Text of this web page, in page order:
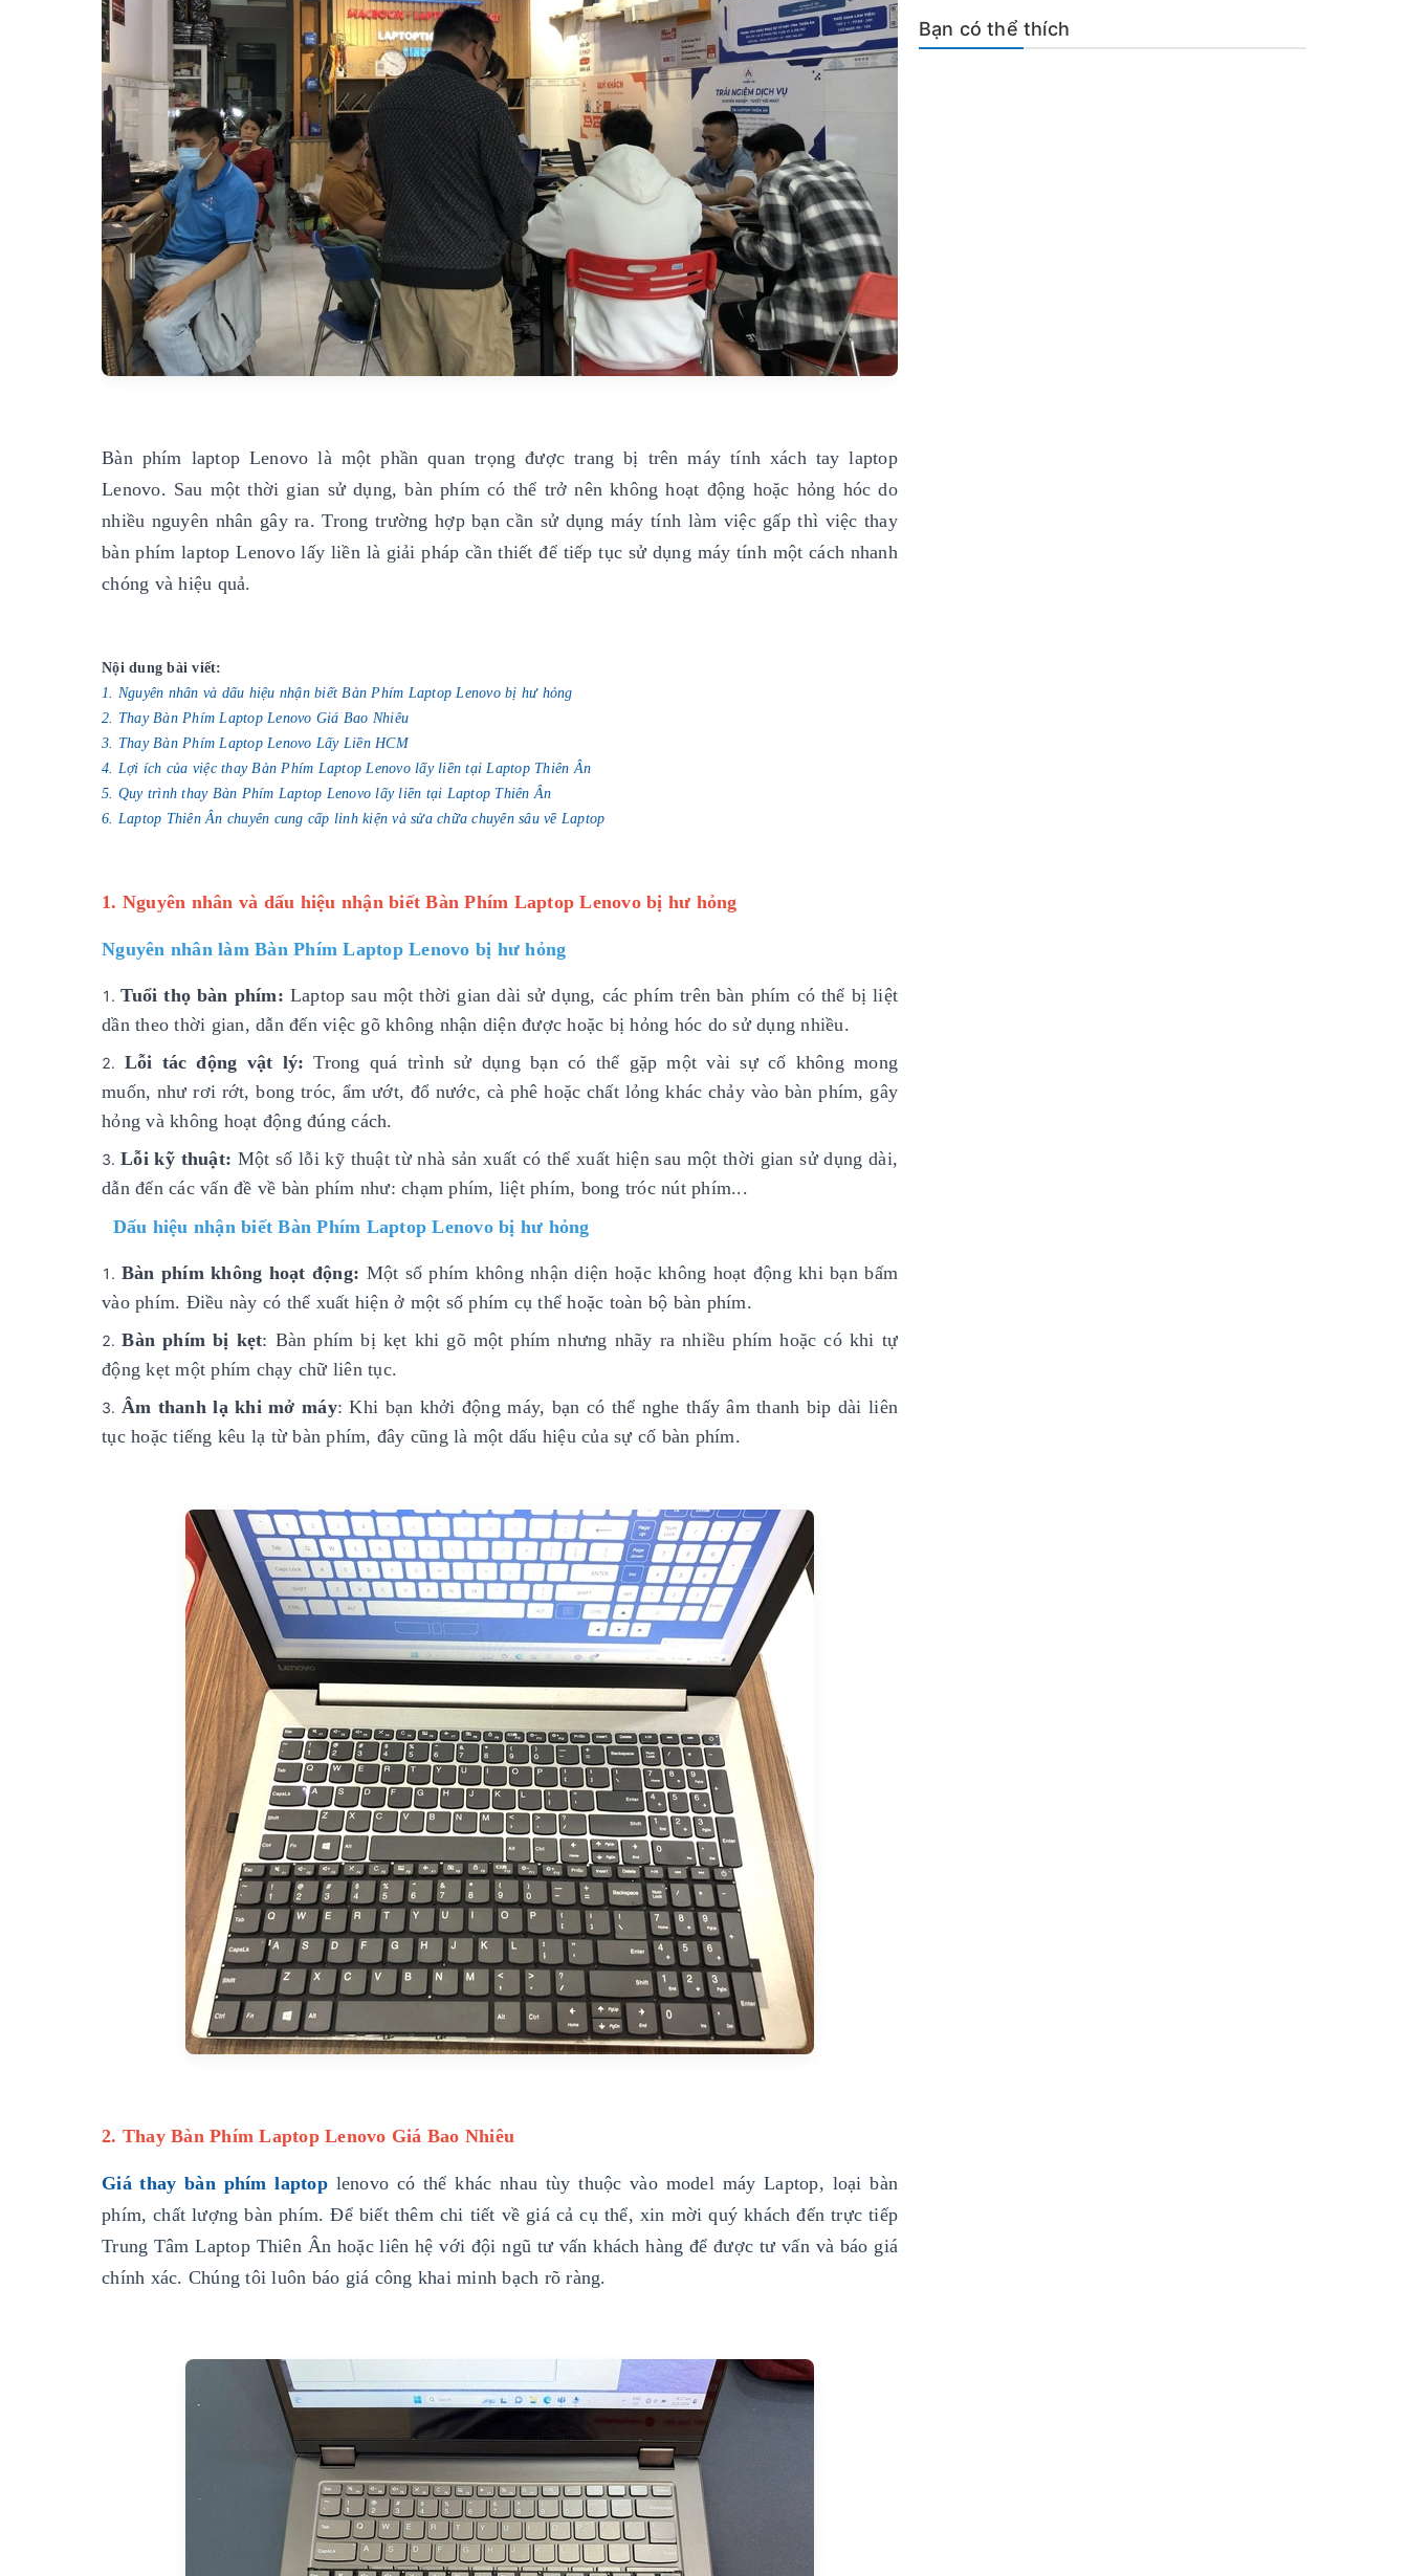
Bàn phím laptop Lenovo là một phần quan trọng được trang bị trên máy tính xách tay laptop
Lenovo. Sau một thời gian sử dụng, bàn phím có thể trở nên không hoạt động hoặc hỏng hóc do
nhiều nguyên nhân gây ra. Trong trường hợp bạn cần sử dụng máy tính làm việc gấp thì việc thay
bàn phím laptop Lenovo lấy liền là giải pháp cần thiết để tiếp tục sử dụng máy tính một cách nhanh
chóng và hiệu quả.
Nội dung bài viết:
1. Nguyên nhân và dấu hiệu nhận biết Bàn Phím Laptop Lenovo bị hư hỏng
2. Thay Bàn Phím Laptop Lenovo Giá Bao Nhiêu
3. Thay Bàn Phím Laptop Lenovo Lấy Liền HCM
4. Lợi ích của việc thay Bàn Phím Laptop Lenovo lấy liền tại Laptop Thiên Ân
5. Quy trình thay Bàn Phím Laptop Lenovo lấy liền tại Laptop Thiên Ân
6. Laptop Thiên Ân chuyên cung cấp linh kiện và sửa chữa chuyên sâu về Laptop
1. Nguyên nhân và dấu hiệu nhận biết Bàn Phím Laptop Lenovo bị hư hỏng
Nguyên nhân làm Bàn Phím Laptop Lenovo bị hư hỏng
Tuổi thọ bàn phím: Laptop sau một thời gian dài sử dụng, các phím trên bàn phím có thể bị liệt
dần theo thời gian, dẫn đến việc gõ không nhận diện được hoặc bị hỏng hóc do sử dụng nhiều.
Lỗi tác động vật lý:Trong quá trình sử dụng bạn có thể gặp một vài sự cố không mong
muốn, như rơi rớt, bong tróc, ẩm ướt, đổ nước, cà phê hoặc chất lỏng khác chảy vào bàn phím, gây
hỏng và không hoạt động đúng cách.
Lỗi kỹ thuật: Một số lỗi kỹ thuật từ nhà sản xuất có thể xuất hiện sau một thời gian sử dụng dài,
dẫn đến các vấn đề về bàn phím như: chạm phím, liệt phím, bong tróc nút phím...
Dấu hiệu nhận biết Bàn Phím Laptop Lenovo bị hư hỏng
Bàn phím không hoạt động: Một số phím không nhận diện hoặc không hoạt động khi bạn bấm
vào phím. Điều này có thể xuất hiện ở một số phím cụ thể hoặc toàn bộ bàn phím.
Bàn phím bị kẹt: Bàn phím bị kẹt khi gõ một phím nhưng nhãy ra nhiều phím hoặc có khi tự
động kẹt một phím chạy chữ liên tục.
Âm thanh lạ khi mở máy: Khi bạn khởi động máy, bạn có thể nghe thấy âm thanh bip dài liên
tục hoặc tiếng kêu lạ từ bàn phím, đây cũng là một dấu hiệu của sự cố bàn phím.
2. Thay Bàn Phím Laptop Lenovo Giá Bao Nhiêu
Giá thay bàn phím laptoplenovo có thể khác nhau tùy thuộc vào model máy Laptop, loại bàn
phím, chất lượng bàn phím. Để biết thêm chi tiết về giá cả cụ thể, xin mời quý khách đến trực tiếp
Trung Tâm Laptop Thiên Ân hoặc liên hệ với đội ngũ tư vấn khách hàng để được tư vấn và báo giá
chính xác. Chúng tôi luôn báo giá công khai minh bạch rõ ràng.
Bạn có thể thích